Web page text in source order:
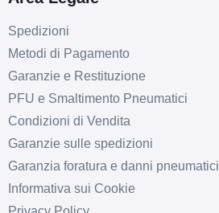
Spedizioni
Metodi di Pagamento
Garanzie e Restituzione
PFU e Smaltimento Pneumatici
Condizioni di Vendita
Garanzie sulle spedizioni
Garanzia foratura e danni pneumatici
Informativa sui Cookie